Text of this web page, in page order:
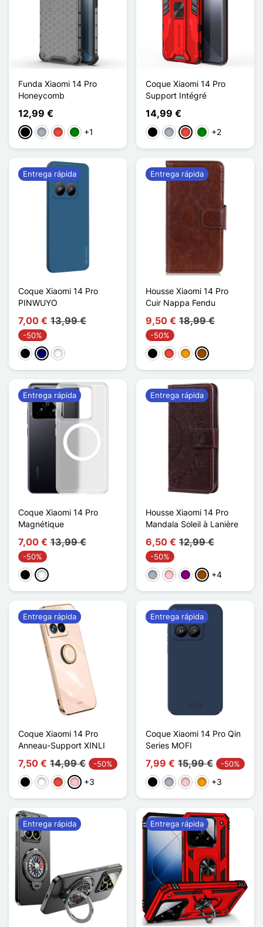
Funda Xiaomi 14 Pro
Honeycomb
12,99 €
NegroGris RojoVerde
+1
Coque Xiaomi 14 Pro
Support Intégré
14,99 €
NegroGris RojoVerde
+2
Coque Xiaomi 14 Pro
PINWUYO
7,00 € 13,99 €
-50%
NegroAzul marino
Vert Matcha
Entrega rápida
Housse Xiaomi 14 Pro
Cuir Nappa Fendu
9,50 € 18,99 €
-50%
NegroRojoNaranja
Marrón
Entrega rápida
Coque Xiaomi 14 Pro
Magnétique
7,00 € 13,99 €
-50%
NegroBlanco
Entrega rápida
Housse Xiaomi 14 Pro
Mandala Soleil à Lanière
6,50 € 12,99 €
-50%
Gris RosaPúrpuraMarrón
+4
Entrega rápida
Coque Xiaomi 14 Pro
Anneau-Support XINLI
7,50 € 14,99 € -50%
NegroBlancoRojoRosa+3
Entrega rápida
Coque Xiaomi 14 Pro Qin
Series MOFI
7,99 € 15,99 € -50%
NegroGris RosaNaranja
+3
Entrega rápida
Entrega rápida Entrega rápida